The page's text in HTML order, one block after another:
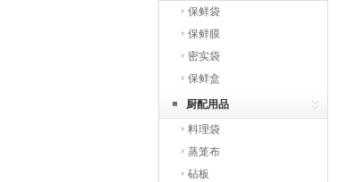
保鲜袋
保鲜膜
密实袋
保鲜盒
厨配用品
料理袋
蒸笼布
砧板